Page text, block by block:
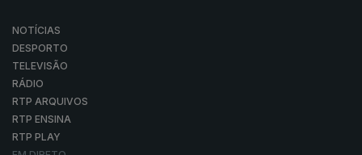
NOTÍCIAS
DESPORTO
TELEVISÃO
RÁDIO
RTP ARQUIVOS
RTP ENSINA
RTP PLAY